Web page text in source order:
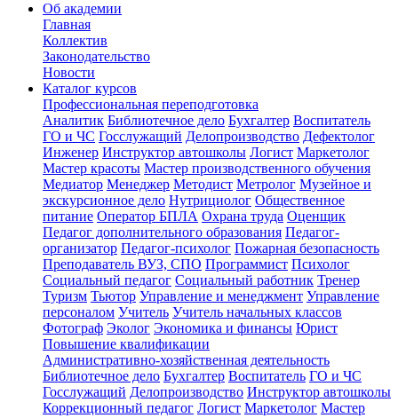
Об академии
Главная
Коллектив
Законодательство
Новости
Каталог курсов
Профессиональная переподготовка
Аналитик Библиотечное дело Бухгалтер Воспитатель
ГО и ЧС Госслужащий Делопроизводство Дефектолог
Инженер Инструктор автошколы Логист Маркетолог
Мастер красоты Мастер производственного обучения
Медиатор Менеджер Методист Метролог Музейное и
экскурсионное дело Нутрициолог Общественное
питание Оператор БПЛА Охрана труда Оценщик
Педагог дополнительного образования Педагог-
организатор Педагог-психолог Пожарная безопасность
Преподаватель ВУЗ, СПО Программист Психолог
Социальный педагог Социальный работник Тренер
Туризм Тьютор Управление и менеджмент Управление
персоналом Учитель Учитель начальных классов
Фотограф Эколог Экономика и финансы Юрист
Повышение квалификации
Административно-хозяйственная деятельность
Библиотечное дело Бухгалтер Воспитатель ГО и ЧС
Госслужащий Делопроизводство Инструктор автошколы
Коррекционный педагог Логист Маркетолог Мастер